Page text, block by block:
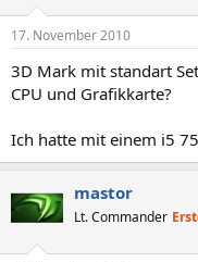
17. November 2010
3D Mark mit standart
CPU und Grafikkarte?
Ich hatte mit einem i5
mastor
Lt. Commander